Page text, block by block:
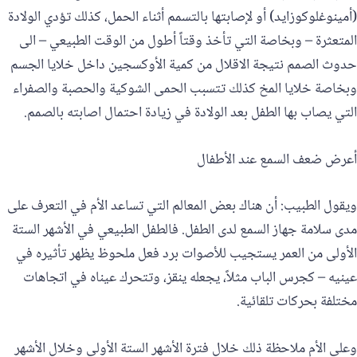
(أمينوغلوكوزايد) أو لإصابتها بالتسمم أثناء الحمل، كذلك تؤدي الولادة
المتعثرة – وبخاصة التي تأخذ وقتاً أطول من الوقت الطبيعي – الى
حدوث الصمم نتيجة الاقلال من كمية الأوكسجين داخل خلايا الجسم
وبخاصة خلايا المخ كذلك تتسبب الحمى الشوكية والحصبة والصفراء
التي يصاب بها الطفل بعد الولادة في زيادة احتمال اصابته بالصمم.
أعرض ضعف السمع عند الأطفال
ويقول الطبيب: أن هناك بعض المعالم التي تساعد الأم في التعرف على
مدى سلامة جهاز السمع لدى الطفل. فالطفل الطبيعي في الأشهر الستة
الأولى من العمر يستجيب للأصوات برد فعل ملحوظ يظهر تأثيره في
عينيه – كجرس الباب مثلاً، يجعله ينقز، وتتحرك عيناه في اتجاهات
مختلفة بحركات تلقائية.
وعلى الأم ملاحظة ذلك خلال فترة الأشهر الستة الأولى وخلال الأشهر